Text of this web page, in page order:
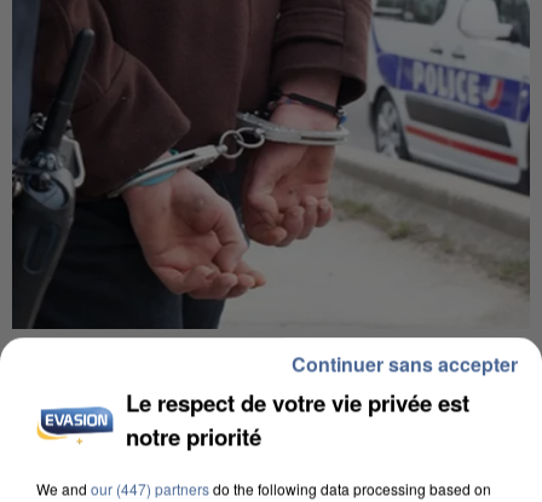
L’UN DES FONDATEURS SUPPOSÉS DE LA DZ
MAFIA INTERPELLÉ EN ALGÉRIE
Le respect de votre vie privée est
notre priorité
We and our (447) partnersdo the following data processing based on
Continuer sans accepter